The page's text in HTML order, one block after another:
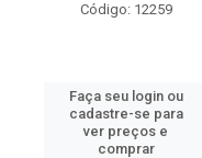
Código: 12259
Faça seu login ou
cadastre-se para
ver preços e
comprar